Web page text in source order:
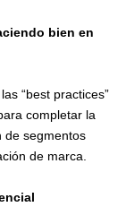
bien en
“best practices”
completar la
de segmentos
de marca.